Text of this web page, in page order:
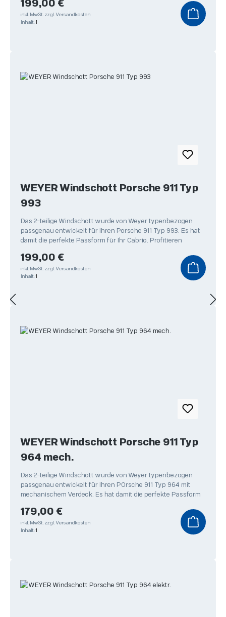
Regulärer Preis:
199,00 €
inkl. MwSt. zzgl. Versandkosten
Inhalt: 1
WEYER Windschott Porsche 911 Typ
993
Das 2-teilige Windschott wurde von Weyer typenbezogen
passgenau entwickelt für Ihren Porsche 911 Typ 993. Es hat
damit die perfekte Passform für Ihr Cabrio. Profitieren
Regulärer Preis:
199,00 €
inkl. MwSt. zzgl. Versandkosten
Inhalt: 1
WEYER Windschott Porsche 911 Typ
964 mech.
Das 2-teilige Windschott wurde von Weyer typenbezogen
passgenau entwickelt für Ihren POrsche 911 Typ 964 mit
mechanischem Verdeck. Es hat damit die perfekte Passform
Regulärer Preis:
179,00 €
inkl. MwSt. zzgl. Versandkosten
Inhalt: 1